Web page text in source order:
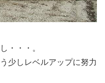
・・・。
少しレベルアップに努力